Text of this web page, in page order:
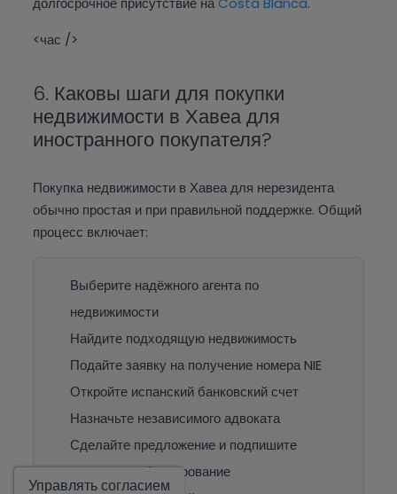
<час />
6. Каковы шаги для покупки
недвижимости в Хавеа для
иностранного покупателя?
Покупка недвижимости в Хавеа для нерезидента
обычно простая и при правильной поддержке. Общий
процесс включает:
Выберите надёжного агента по
недвижимости
Найдите подходящую недвижимость
Подайте заявку на получение номера NIE
Откройте испанский банковский счет
Назначьте независимого адвоката
Сделайте предложение и подпишите
контракт на бронирование
Управлять согласием